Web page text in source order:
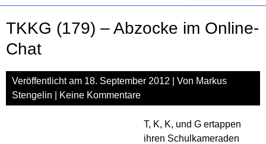
–
im
TKKG (179) – Abzocke im Online-
Chat
Veröffentlicht am 18. September 2012 | Von Markus
Stengelin
Keine Kommentare
T, K, K, und G ertappen
ihren Schulkameraden